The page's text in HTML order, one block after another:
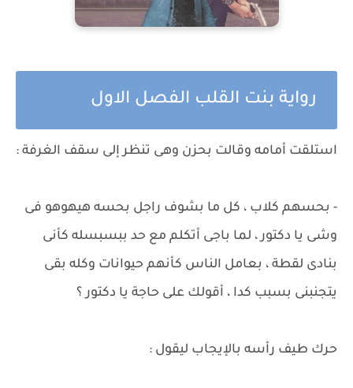
رواية بنت القلب الفصل الاول
استلقت أمامه وقالت بحزن وهى تنظر إلى سقف الغرفة :
- بحسهم كلاب ، كل ما بشوف راجل بحسه هيهوهو فى
وشى يا دكتور ، لما باجى أتكلم مع حد ببسبسله كأنى
بنادى لقطة ، بعامل الناس كأنهم حيوانات وكله بقى
يتجنبنى بسبب كدا ، أقولك على حاجة يا دكتور ؟
حرك طيف رأسه بالإيجاب ليقول :